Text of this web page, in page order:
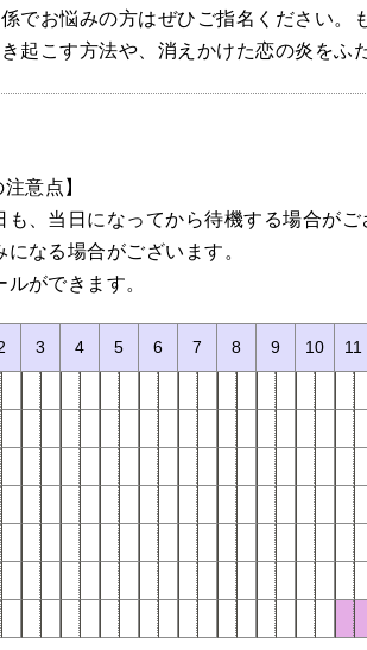
でお悩みの方はぜひご指名ください。
起こす方法や、消えかけた恋の炎をふ
意点】
、当日になってから待機する場合がご
なる場合がございます。
ができます。
3 4 5 6 7 8 9 10 11